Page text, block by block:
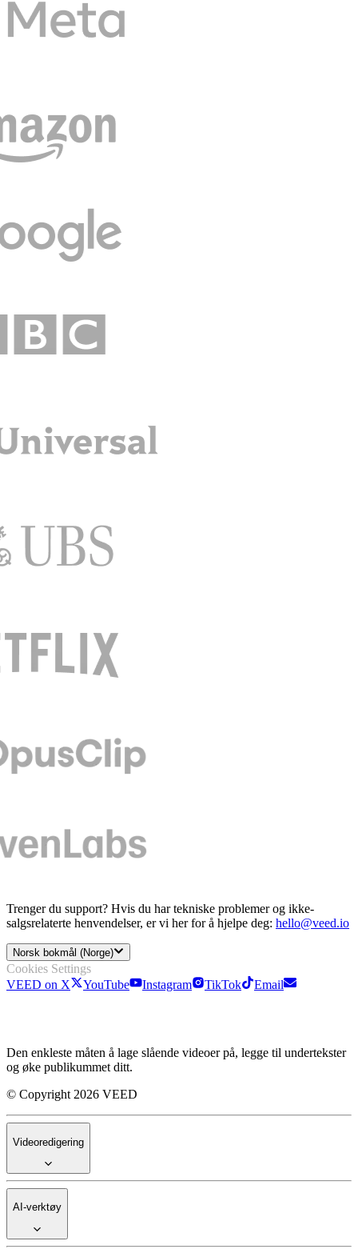
Trenger du support? Hvis du har tekniske problemer og ikke-
salgsrelaterte henvendelser, er vi her for å hjelpe deg: hello@veed.io
Norsk bokmål (Norge)
Cookies Settings
VEED on X
YouTube Instagram TikTok Email
Den enkleste måten å lage slående videoer på, legge til undertekster
og øke publikummet ditt.
© Copyright 2026 VEED
Videoredigering
AI-verktøy